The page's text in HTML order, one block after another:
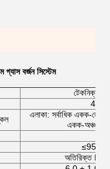
বর্জন সিস্টেম
টেকনিক্যাল
এলাকা: সর্বাধিক একক-জোন
একক-অঞ্চল
অতিরিক্ত